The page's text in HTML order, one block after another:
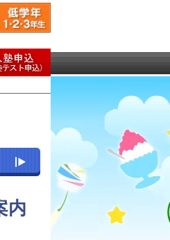
内